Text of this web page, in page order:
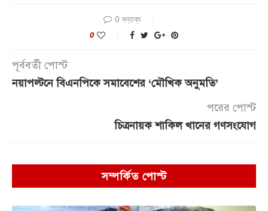
0 মন্তব্য
0
পূর্ববর্তী পোস্ট
নয়াপল্টনে বিএনপিকে সমাবেশের ‘মৌখিক অনুমতি’
পরের পোস্ট
চিত্রনায়ক শাকিল খানের গণসংযোগ
সম্পর্কিত পোস্ট